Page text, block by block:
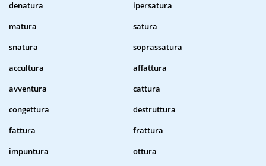
denatura
ipersatura
matura
satura
snatura
soprassatura
accultura
affattura
avventura
cattura
congettura
destruttura
fattura
frattura
impuntura
ottura